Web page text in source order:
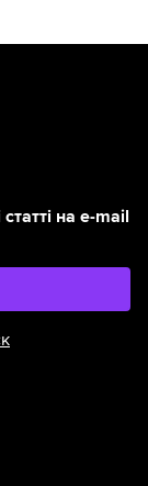
на e-mail